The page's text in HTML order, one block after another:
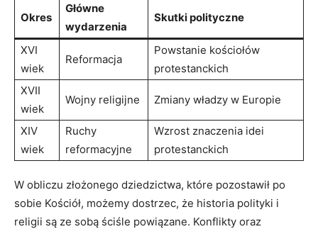
Okres
Główne
wydarzenia
Skutki polityczne
XVI
wiek
Reformacja
Powstanie kościołów
protestanckich
XVII
wiek
Wojny religijne Zmiany władzy w Europie
XIV
wiek
Ruchy
reformacyjne
Wzrost znaczenia idei
protestanckich
W obliczu złożonego dziedzictwa, które pozostawił po
sobie Kościół, możemy dostrzec, że historia polityki i
religii są ze sobą ściśle powiązane. Konflikty oraz